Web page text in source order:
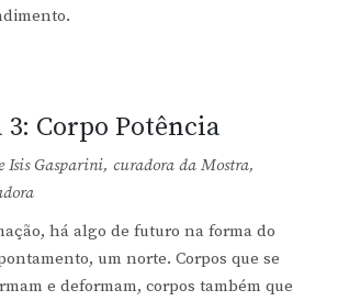
Corpo Potência
Isis Gasparini, curadora da Mostra,
há algo de futuro na forma do
um norte. Corpos que se
e deformam, corpos também que